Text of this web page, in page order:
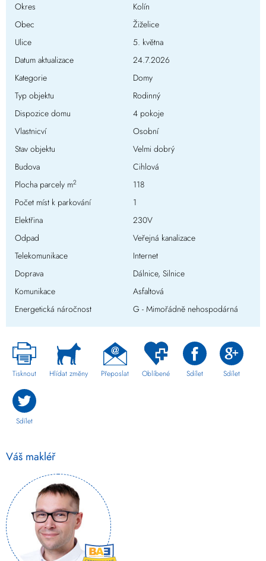
Okres
Kolín
Obec
Žiželice
Ulice
5. května
Datum aktualizace
24.7.2026
Kategorie
Domy
Typ objektu
Rodinný
Dispozice domu
4 pokoje
Vlastnicví
Osobní
Stav objektu
Velmi dobrý
Budova
Cihlová
Plocha parcely m2
118
Počet míst k parkování
1
Elektřina
230V
Odpad
Veřejná kanalizace
Telekomunikace
Internet
Doprava
Dálnice, Silnice
Komunikace
Asfaltová
Energetická náročnost
G - Mimořádně nehospodárná
Tisknout Hlídat změny Přeposlat Oblíbené Sdílet Sdílet
Sdílet
Váš makléř